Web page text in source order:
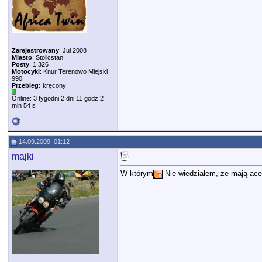
Zarejestrowany: Jul 2008
Miasto: Stolicstan
Posty: 1,326
Motocykl: Knur Terenowo Miejski
990
Przebieg: kręcony
Online: 3 tygodni 2 dni 11 godz 2
min 54 s
14.09.2009, 01:12
majki
W którym Nie wiedziałem, że mają